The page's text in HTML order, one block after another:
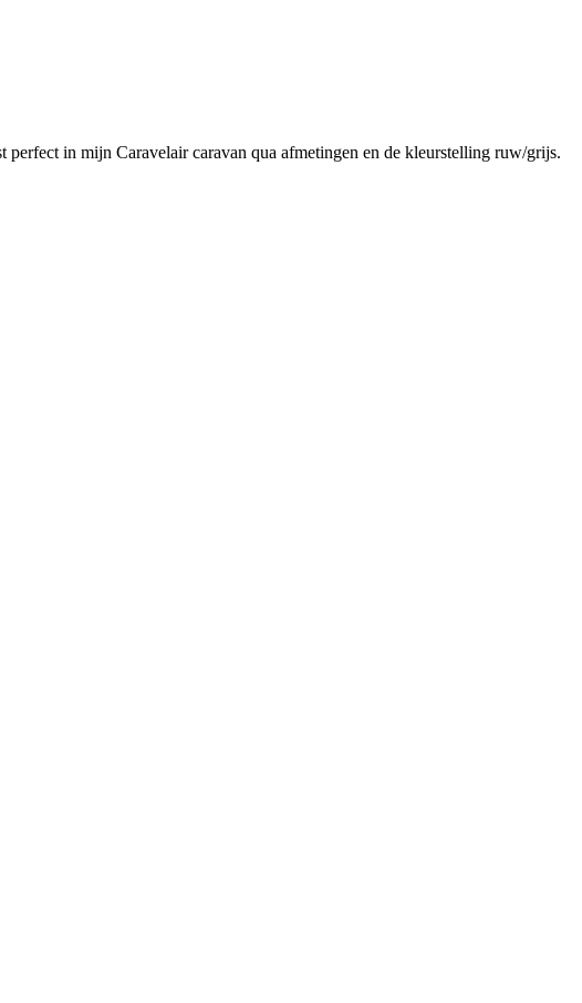
in mijn Caravelair caravan qua afmetingen en de kleurstelling ruw/grijs.